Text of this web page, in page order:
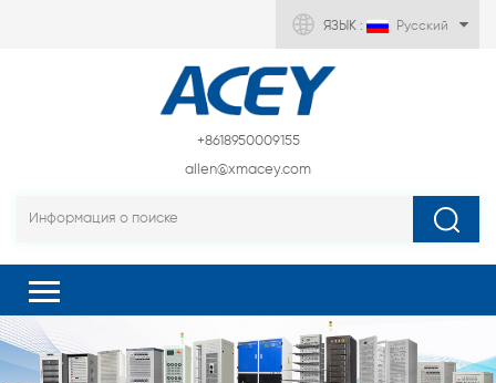
ЯЗЫК : Русский
+8618950009155
allen@xmacey.com